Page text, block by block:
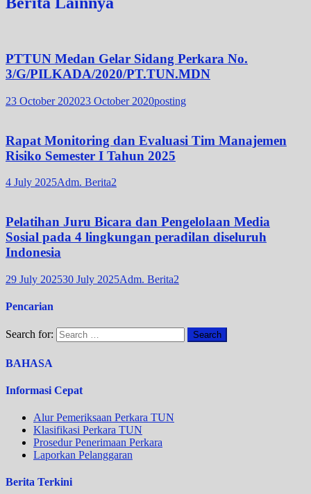
PTTUN Medan Gelar Sidang Perkara No.
3/G/PILKADA/2020/PT.TUN.MDN
23 October 202023 October 2020posting
Rapat Monitoring dan Evaluasi Tim Manajemen
Risiko Semester I Tahun 2025
4 July 2025Adm. Berita2
Pelatihan Juru Bicara dan Pengelolaan Media
Sosial pada 4 lingkungan peradilan diseluruh
Indonesia
29 July 202530 July 2025Adm. Berita2
Pencarian
Search for:
BAHASA
Informasi Cepat
Alur Pemeriksaan Perkara TUN
Klasifikasi Perkara TUN
Prosedur Penerimaan Perkara
Laporkan Pelanggaran
Berita Terkini